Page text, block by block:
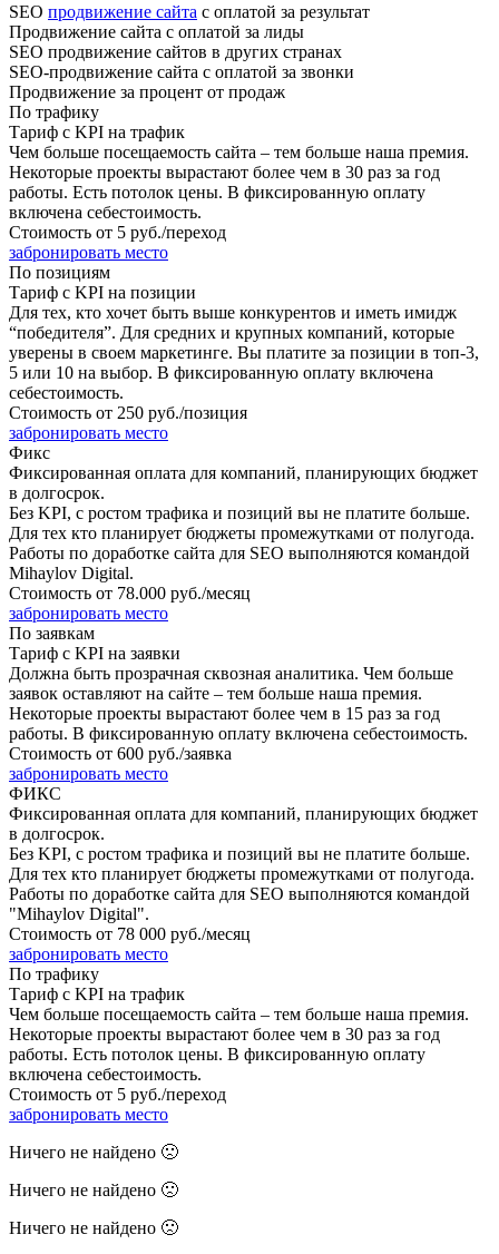
SEO продвижение сайта с оплатой за результат
Продвижение сайта с оплатой за лиды
SEO продвижение сайтов в других странах
SEO-продвижение сайта с оплатой за звонки
Продвижение за процент от продаж
По трафику
Тариф с KPI на трафик
Чем больше посещаемость сайта – тем больше наша премия.
Некоторые проекты вырастают более чем в 30 раз за год
работы. Есть потолок цены. В фиксированную оплату
включена себестоимость.
Стоимость от 5 руб./переход
забронировать место
По позициям
Тариф с KPI на позиции
Для тех, кто хочет быть выше конкурентов и иметь имидж
“победителя”. Для средних и крупных компаний, которые
уверены в своем маркетинге. Вы платите за позиции в топ-3,
5 или 10 на выбор. В фиксированную оплату включена
себестоимость.
Стоимость от 250 руб./позиция
забронировать место
Фикс
Фиксированная оплата для компаний, планирующих бюджет
в долгосрок.
Без KPI, с ростом трафика и позиций вы не платите больше.
Для тех кто планирует бюджеты промежутками от полугода.
Работы по доработке сайта для SEO выполняются командой
Mihaylov Digital.
Стоимость от 78.000 руб./месяц
забронировать место
По заявкам
Тариф с KPI на заявки
Должна быть прозрачная сквозная аналитика. Чем больше
заявок оставляют на сайте – тем больше наша премия.
Некоторые проекты вырастают более чем в 15 раз за год
работы. В фиксированную оплату включена себестоимость.
Стоимость от 600 руб./заявка
забронировать место
ФИКС
Фиксированная оплата для компаний, планирующих бюджет
в долгосрок.
Без KPI, с ростом трафика и позиций вы не платите больше.
Для тех кто планирует бюджеты промежутками от полугода.
Работы по доработке сайта для SEO выполняются командой
"Mihaylov Digital".
Стоимость от 78 000 руб./месяц
забронировать место
По трафику
Тариф с KPI на трафик
Чем больше посещаемость сайта – тем больше наша премия.
Некоторые проекты вырастают более чем в 30 раз за год
работы. Есть потолок цены. В фиксированную оплату
включена себестоимость.
Стоимость от 5 руб./переход
забронировать место
Ничего не найдено 🙁
Ничего не найдено 🙁
Ничего не найдено 🙁